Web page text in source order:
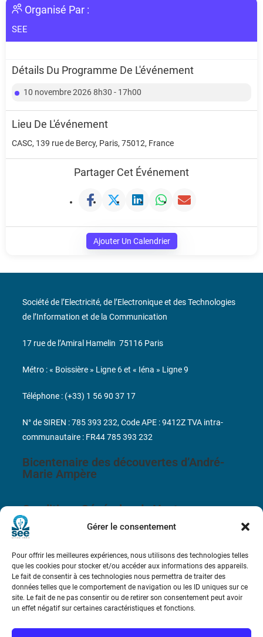
Gérer le consentement
Pour offrir les meilleures expériences, nous utilisons des technologies telles
que les cookies pour stocker et/ou accéder aux informations des appareils.
Le fait de consentir à ces technologies nous permettra de traiter des
données telles que le comportement de navigation ou les ID uniques sur ce
site. Le fait de ne pas consentir ou de retirer son consentement peut avoir
un effet négatif sur certaines caractéristiques et fonctions.
Organisé Par :
SEE
Détails Du Programme De L'événement
10 novembre 2026 8h30 - 17h00
Lieu De L'événement
CASC, 139 rue de Bercy, Paris, 75012, France
Partager Cet Événement
Ajouter Un Calendrier
Bicentenaire des découvertes d’André-
Marie Ampère
Conditions Générales de Vente
Contact
Société de l’Electricité, de l’Electronique et des Technologies
de l’Information et de la Communication
17 rue de l’Amiral Hamelin 75116 Paris
Métro : « Boissière » Ligne 6 et « Iéna » Ligne 9
Téléphone : (+33) 1 56 90 37 17
N° de SIREN : 785 393 232, Code APE : 9412Z TVA intra-
communautaire : FR44 785 393 232